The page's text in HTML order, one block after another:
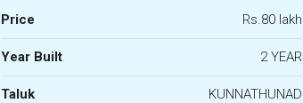
Price Rs.80 lakh
Year Built 2 YEAR
Taluk KUNNATHUNAD